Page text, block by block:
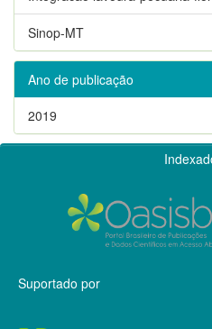
Sinop-MT
Ano de publicação
2019
Suportado por